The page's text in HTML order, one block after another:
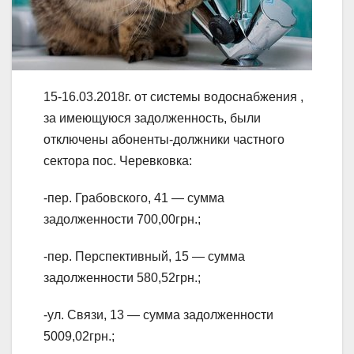
15-16.03.2018г. от системы водоснабжения ,
за имеющуюся задолженность, были
отключены абоненты-должники частного
сектора пос. Черевковка:
-пер. Грабовского, 41 — сумма
задолженности 700,00грн.;
-пер. Перспективный, 15 — сумма
задолженности 580,52грн.;
-ул. Связи, 13 — сумма задолженности
5009,02грн.;